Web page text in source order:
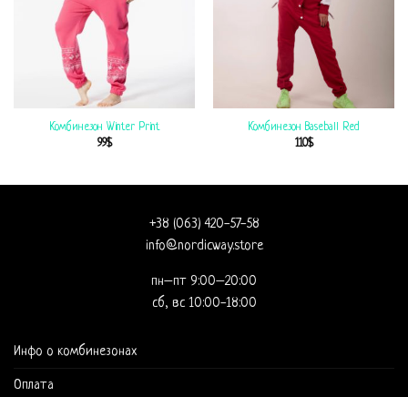
Комбинезон Winter Print
99$
Комбинезон Baseball Red
110$
+38 (063) 420-57-58
info@nordicway.store
пн–пт 9:00–20:00
сб, вс 10:00-18:00
Инфо о комбинезонах
Оплата